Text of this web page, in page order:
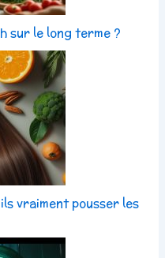
sur le long terme ?
vraiment pousser les